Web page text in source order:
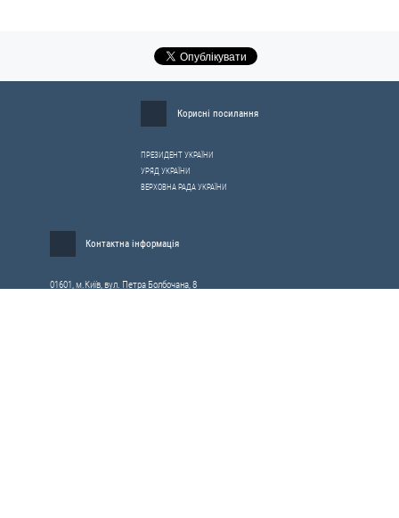
Корисні посилання
ПРЕЗИДЕНТ УКРАЇНИ
УРЯД УКРАЇНИ
ВЕРХОВНА РАДА УКРАЇНИ
Контактна інформація
01601, м.Київ, вул. Петра Болбочана, 8